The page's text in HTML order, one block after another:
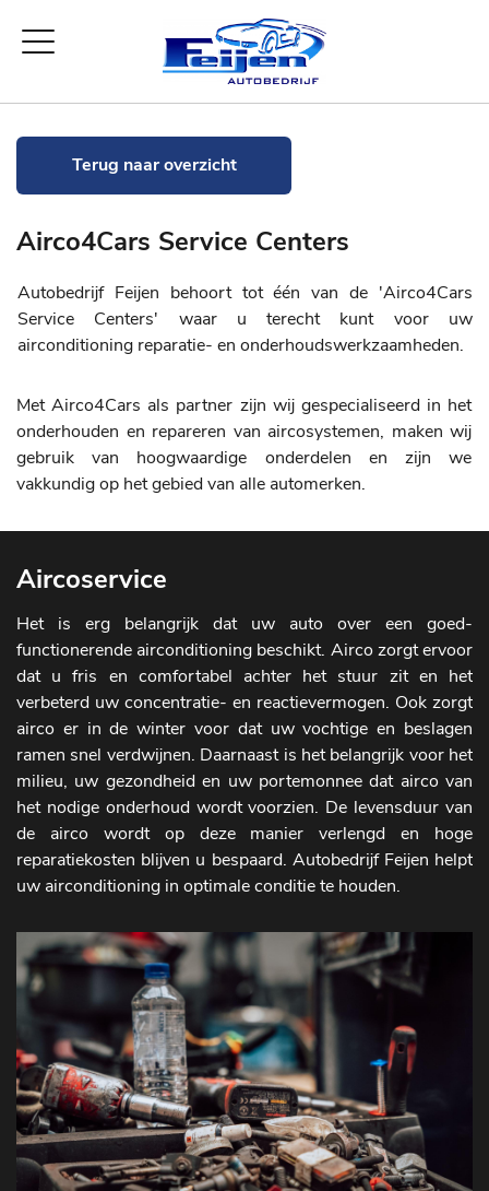
Terug naar overzicht
Airco4Cars Service Centers
Autobedrijf Feijen behoort tot één van de ′Airco4Cars
Service Centers′ waar u terecht kunt voor uw
airconditioning reparatie- en onderhoudswerkzaamheden.
Met Airco4Cars als partner zijn wij gespecialiseerd in het
onderhouden en repareren van aircosystemen, maken wij
gebruik van hoogwaardige onderdelen en zijn we
vakkundig op het gebied van alle automerken.
Aircoservice
Het is erg belangrijk dat uw auto over een goed-
functionerende airconditioning beschikt. Airco zorgt ervoor
dat u fris en comfortabel achter het stuur zit en het
verbeterd uw concentratie- en reactievermogen. Ook zorgt
airco er in de winter voor dat uw vochtige en beslagen
ramen snel verdwijnen. Daarnaast is het belangrijk voor het
milieu, uw gezondheid en uw portemonnee dat airco van
het nodige onderhoud wordt voorzien. De levensduur van
de airco wordt op deze manier verlengd en hoge
reparatiekosten blijven u bespaard. Autobedrijf Feijen helpt
uw airconditioning in optimale conditie te houden.